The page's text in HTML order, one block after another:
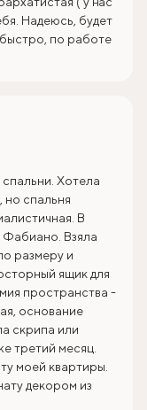
Надеюсь, будет
по работе
Хотела
но спальня
В
Фабиано. Взяла
размеру и
ящик для
пространства -
основание
скрипа или
третий месяц.
моей квартиры.
декором из